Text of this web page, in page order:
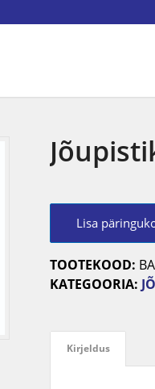
Lisa
TOOTEKOOD:
KATEGOORIA:
Kirjeldus